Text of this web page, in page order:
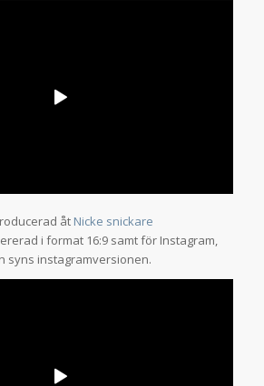
åt Nicke snickare
i format 16:9 samt för Instagram,
syns instagramversionen.